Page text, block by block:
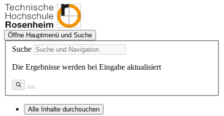
Öffne Hauptmenü und Suche
Suche
Die Ergebnisse werden bei Eingabe aktualisiert
Alle Inhalte durchsuchen